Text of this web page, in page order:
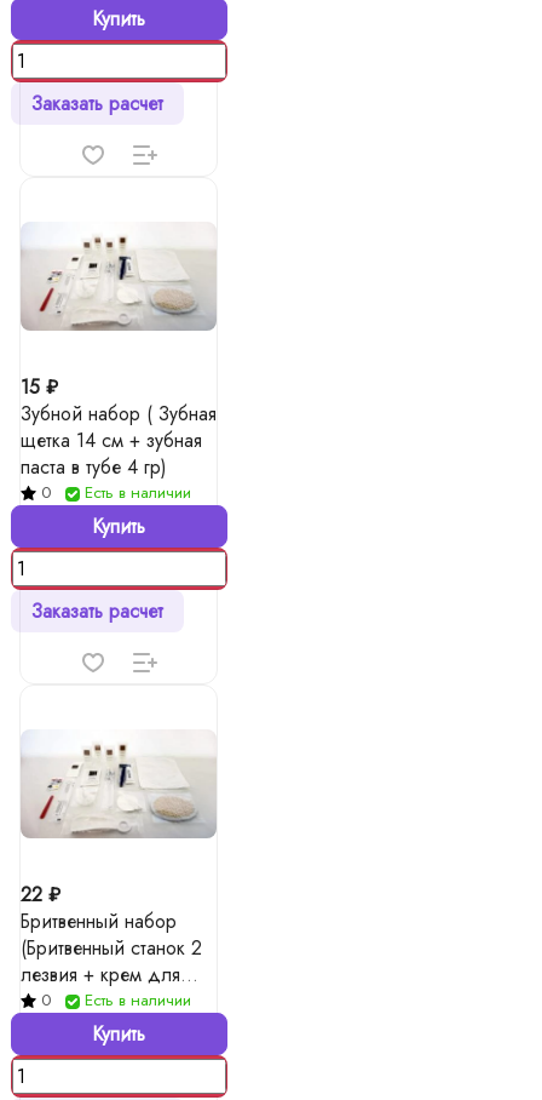
Купить
Заказать расчет
15 ₽
Зубной набор ( Зубная
щетка 14 см + зубная
паста в тубе 4 гр)
0 Есть в наличии
Купить
Заказать расчет
22 ₽
Бритвенный набор
(Бритвенный станок 2
лезвия + крем для
бритья в тубе 10 гр)
0 Есть в наличии
Купить